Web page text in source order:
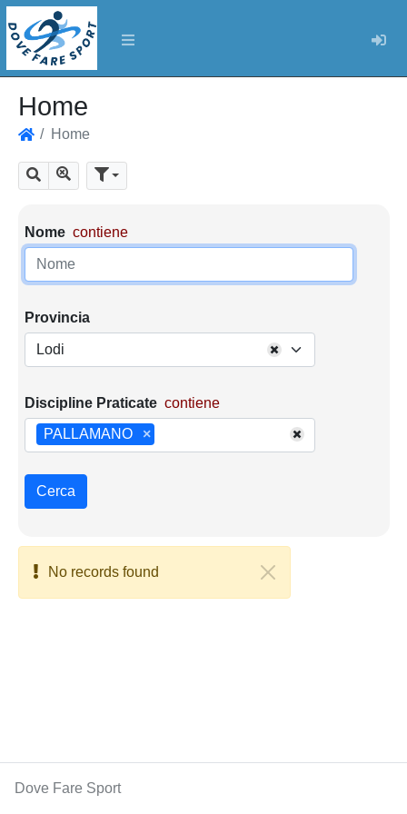
Home
Home
Cerca Mostra tutti i risultati
Parametri di ricerca
Nome contiene
Provincia
Lodi
Discipline Praticate contiene
×
PALLAMANO
Cerca
No records found
Dove Fare Sport